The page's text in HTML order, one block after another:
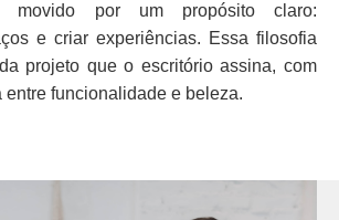
movido por um propósito claro:
e criar experiências. Essa filosofia
projeto que o escritório assina, com
entre funcionalidade e beleza.